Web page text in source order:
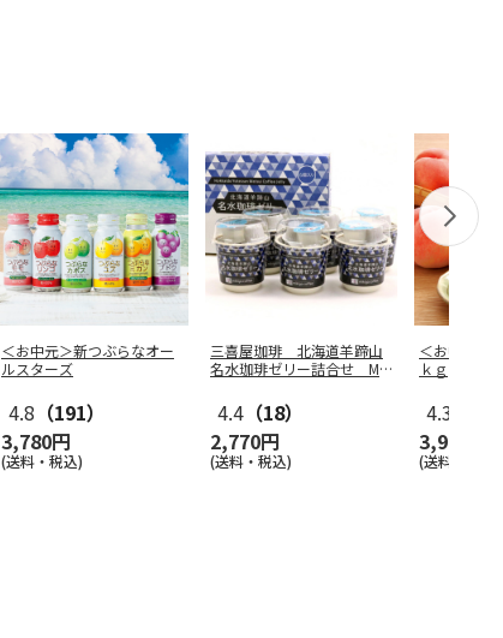
＜お中元＞新つぶらなオー
ルスターズ
4.8 （191）
3,780円
(送料・税込)
三喜屋珈琲 北海道羊蹄山
名水珈琲ゼリー詰合せ MC
4.4 （18）
2,770円
(送料・税込)
＜お中元＞
ｋｇ
4.3
3,980円
(送料・税込)